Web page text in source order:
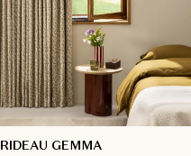
RIDEAU GEMMA